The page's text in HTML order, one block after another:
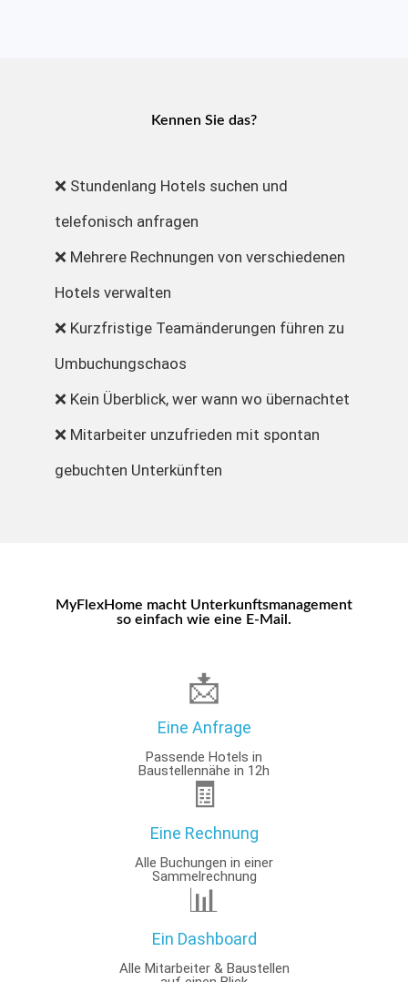
Kennen Sie das?
❌ Stundenlang Hotels suchen und
telefonisch anfragen
❌ Mehrere Rechnungen von verschiedenen
Hotels verwalten
❌ Kurzfristige Teamänderungen führen zu
Umbuchungschaos
❌ Kein Überblick, wer wann wo übernachtet
❌ Mitarbeiter unzufrieden mit spontan
gebuchten Unterkünften
MyFlexHome macht Unterkunftsmanagement
so einfach wie eine E-Mail.
📩
Eine Anfrage
Passende Hotels in
Baustellennähe in 12h
🧾
Eine Rechnung
Alle Buchungen in einer
Sammelrechnung
📊
Ein Dashboard
Alle Mitarbeiter & Baustellen